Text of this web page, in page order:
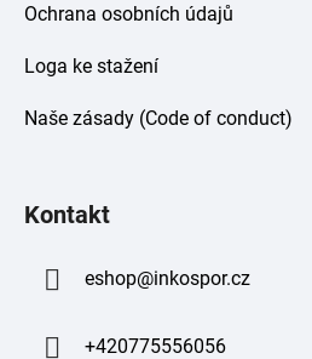
Ochrana osobních údajů
Loga ke stažení
Naše zásady (Code of conduct)
Kontakt
eshop@inkospor.cz
+420775556056